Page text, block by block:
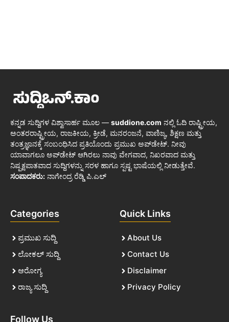
ಕನ್ನಡ ಸುದ್ದಿಗಳ ವಿಶ್ವಾಸಾರ್ಹ ಮೂಲ — suddione.com ನಲ್ಲಿ ಓದಿ ರಾಷ್ಟ್ರೀಯ,
ಅಂತರರಾಷ್ಟ್ರೀಯ, ರಾಜಕೀಯ, ಕ್ರೀಡೆ, ಮನರಂಜನೆ, ವಾಣಿಜ್ಯ, ಶಿಕ್ಷಣ ಮತ್ತು
ತಂತ್ರಜ್ಞಾನಕ್ಕೆ ಸಂಬಂಧಿಸಿದ ಪ್ರತಿಯೊಂದು ಪ್ರಮುಖ ಅಪ್‌ಡೇಟ್. ನೀವು
ಯಾವಾಗಲೂ ಅಪ್‌ಡೇಟ್ ಆಗಿರಲು ನಾವು ವೇಗವಾದ, ನಿಖರವಾದ ಮತ್ತು
ನಿಷ್ಪಕ್ಷಪಾತವಾದ ಸುದ್ದಿಗಳನ್ನು ಸರಳ ಹಾಗೂ ಸ್ಪಷ್ಟ ಭಾಷೆಯಲ್ಲಿ ನೀಡುತ್ತೇವೆ.
ಸಂಪಾದಕರು: ನಾಗೇಂದ್ರ ರೆಡ್ಡಿ ಪಿ.ಎಲ್
Categories
ಪ್ರಮುಖ ಸುದ್ದಿ
ಲೋಕಲ್ ಸುದ್ದಿ
ಆರೋಗ್ಯ
ರಾಜ್ಯ ಸುದ್ದಿ
Quick Links
About Us
Contact Us
Disclaimer
Privacy Policy
Follow Us